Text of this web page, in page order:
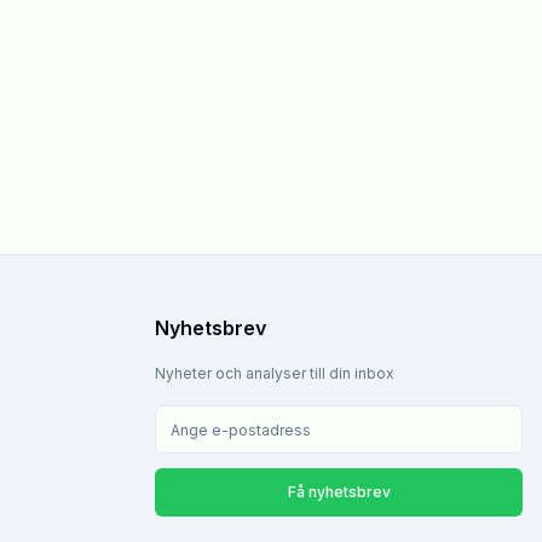
Nyhetsbrev
Nyheter och analyser till din inbox
Få nyhetsbrev